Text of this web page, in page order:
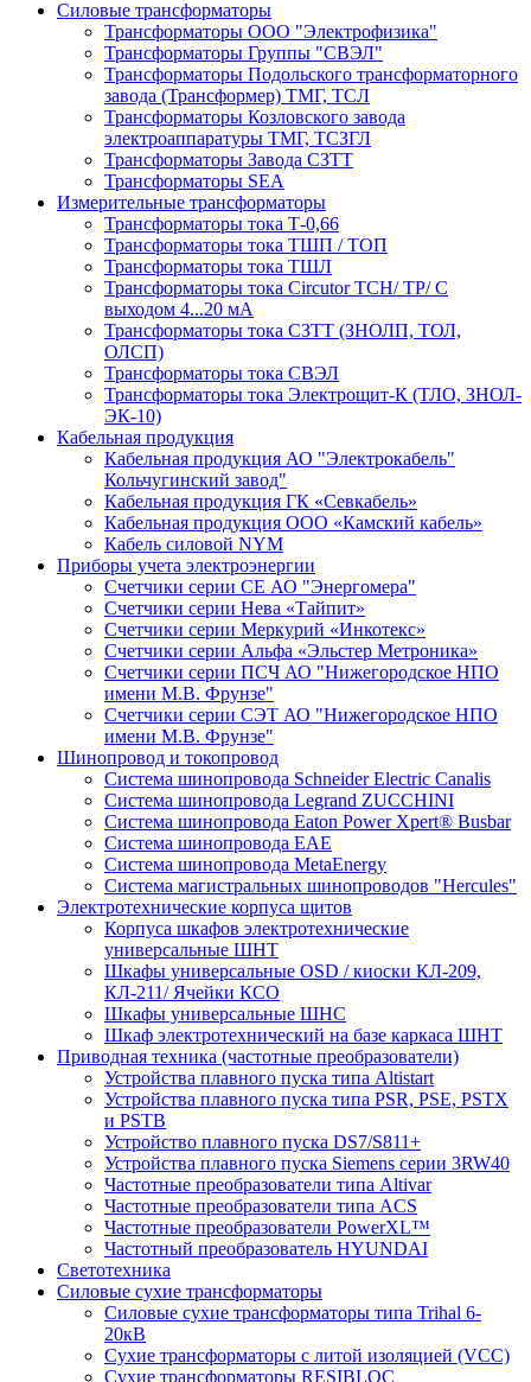
Силовые трансформаторы
Трансформаторы ООО "Электрофизика"
Трансформаторы Группы "СВЭЛ"
Трансформаторы Подольского трансформаторного
завода (Трансформер) ТМГ, ТСЛ
Трансформаторы Козловского завода
электроаппаратуры ТМГ, ТСЗГЛ
Трансформаторы Завода СЗТТ
Трансформаторы SEA
Измерительные трансформаторы
Трансформаторы тока Т-0,66
Трансформаторы тока ТШП / ТОП
Трансформаторы тока ТШЛ
Трансформаторы тока Circutor TCH/ TP/ С
выходом 4...20 мА
Трансформаторы тока СЗТТ (ЗНОЛП, ТОЛ,
ОЛСП)
Трансформаторы тока СВЭЛ
Трансформаторы тока Электрощит-К (ТЛО, ЗНОЛ-
ЭК-10)
Кабельная продукция
Кабельная продукция АО "Электрокабель"
Кольчугинский завод"
Кабельная продукция ГК «Севкабель»
Кабельная продукция ООО «Камский кабель»
Кабель силовой NYM
Приборы учета электроэнергии
Счетчики серии СЕ АО "Энергомера"
Счетчики серии Нева «Тайпит»
Счетчики серии Меркурий «Инкотекс»
Счетчики серии Альфа «Эльстер Метроника»
Счетчики серии ПСЧ АО "Нижегородское НПО
имени М.В. Фрунзе"
Счетчики серии СЭТ АО "Нижегородское НПО
имени М.В. Фрунзе"
Шинопровод и токопровод
Система шинопровода Schneider Electric Canalis
Система шинопровода Legrand ZUCCHINI
Система шинопровода Eaton Power Xpert® Busbar
Система шинопровода EAE
Система шинопровода MetaEnergy
Система магистральных шинопроводов "Hercules"
Электротехнические корпуса щитов
Корпуса шкафов электротехнические
универсальные ШНТ
Шкафы универсальные OSD / киоски КЛ-209,
КЛ-211/ Ячейки КСО
Шкафы универсальные ШНС
Шкаф электротехнический на базе каркаса ШНТ
Приводная техника (частотные преобразователи)
Устройства плавного пуска типа Altistart
Устройства плавного пуска типа PSR, PSE, PSTX
и PSTB
Устройство плавного пуска DS7/S811+
Устройства плавного пуска Siemens серии 3RW40
Частотные преобразователи типа Altivar
Частотные преобразователи типа ACS
Частотные преобразователи PowerXL™
Частотный преобразователь HYUNDAI
Светотехника
Силовые сухие трансформаторы
Силовые сухие трансформаторы типа Trihal 6-
20кВ
Сухие трансформаторы с литой изоляцией (VCC)
Сухие трансформаторы RESIBLOC